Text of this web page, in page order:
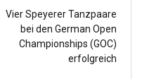
Vier Speyerer Tanzpaare
bei den German Open
Championships (GOC)
erfolgreich